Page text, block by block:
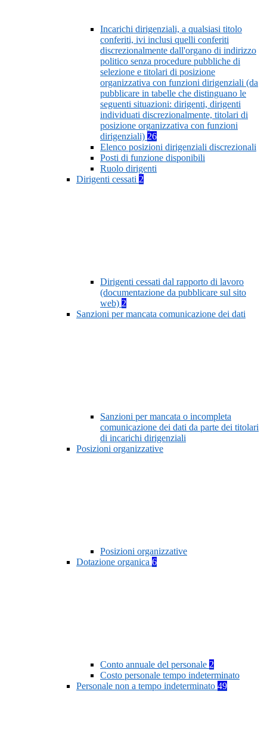
Incarichi dirigenziali, a qualsiasi titolo
conferiti, ivi inclusi quelli conferiti
discrezionalmente dall'organo di indirizzo
politico senza procedure pubbliche di
selezione e titolari di posizione
organizzativa con funzioni dirigenziali (da
pubblicare in tabelle che distinguano le
seguenti situazioni: dirigenti, dirigenti
individuati discrezionalmente, titolari di
posizione organizzativa con funzioni
dirigenziali) 26
Elenco posizioni dirigenziali discrezionali
Posti di funzione disponibili
Ruolo dirigenti
Dirigenti cessati 2
Dirigenti cessati dal rapporto di lavoro
(documentazione da pubblicare sul sito
web) 2
Sanzioni per mancata comunicazione dei dati
Sanzioni per mancata o incompleta
comunicazione dei dati da parte dei titolari
di incarichi dirigenziali
Posizioni organizzative
Posizioni organizzative
Dotazione organica 6
Conto annuale del personale 2
Costo personale tempo indeterminato
Personale non a tempo indeterminato 49